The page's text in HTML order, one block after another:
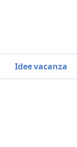
Idee vacanza